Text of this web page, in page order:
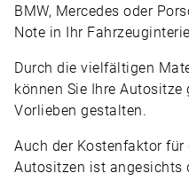
BMW, Mercedes oder
Note in Ihr
Durch die vielfältigen
können Sie Ihre
Vorlieben gestalten.
Auch der Kostenfaktor für
Autositzen ist angesichts